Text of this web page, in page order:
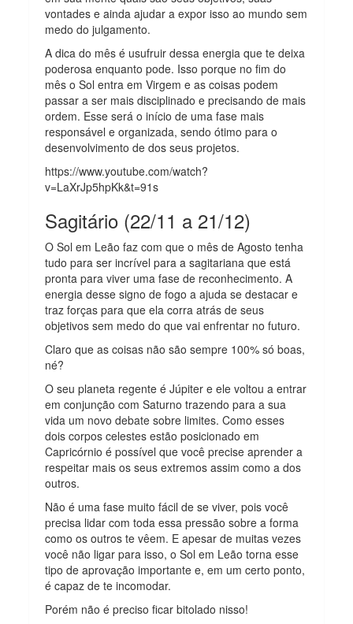
vontades e ainda ajudar a expor isso ao mundo sem
medo do julgamento.
A dica do mês é usufruir dessa energia que te deixa
poderosa enquanto pode. Isso porque no fim do
mês o Sol entra em Virgem e as coisas podem
passar a ser mais disciplinado e precisando de mais
ordem. Esse será o início de uma fase mais
responsável e organizada, sendo ótimo para o
desenvolvimento de dos seus projetos.
https://www.youtube.com/watch?
v=LaXrJp5hpKk&t=91s
Sagitário (22/11 a 21/12)
O Sol em Leão faz com que o mês de Agosto tenha
tudo para ser incrível para a sagitariana que está
pronta para viver uma fase de reconhecimento. A
energia desse signo de fogo a ajuda se destacar e
traz forças para que ela corra atrás de seus
objetivos sem medo do que vai enfrentar no futuro.
Claro que as coisas não são sempre 100% só boas,
né?
O seu planeta regente é Júpiter e ele voltou a entrar
em conjunção com Saturno trazendo para a sua
vida um novo debate sobre limites. Como esses
dois corpos celestes estão posicionado em
Capricórnio é possível que você precise aprender a
respeitar mais os seus extremos assim como a dos
outros.
Não é uma fase muito fácil de se viver, pois você
precisa lidar com toda essa pressão sobre a forma
como os outros te vêem. E apesar de muitas vezes
você não ligar para isso, o Sol em Leão torna esse
tipo de aprovação importante e, em um certo ponto,
é capaz de te incomodar.
Porém não é preciso ficar bitolado nisso!